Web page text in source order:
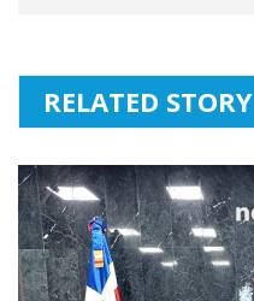
RELATED STORY